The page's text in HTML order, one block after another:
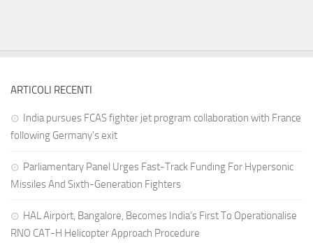
ARTICOLI RECENTI
India pursues FCAS fighter jet program collaboration with France
following Germany’s exit
Parliamentary Panel Urges Fast-Track Funding For Hypersonic
Missiles And Sixth-Generation Fighters
HAL Airport, Bangalore, Becomes India’s First To Operationalise
RNO CAT-H Helicopter Approach Procedure